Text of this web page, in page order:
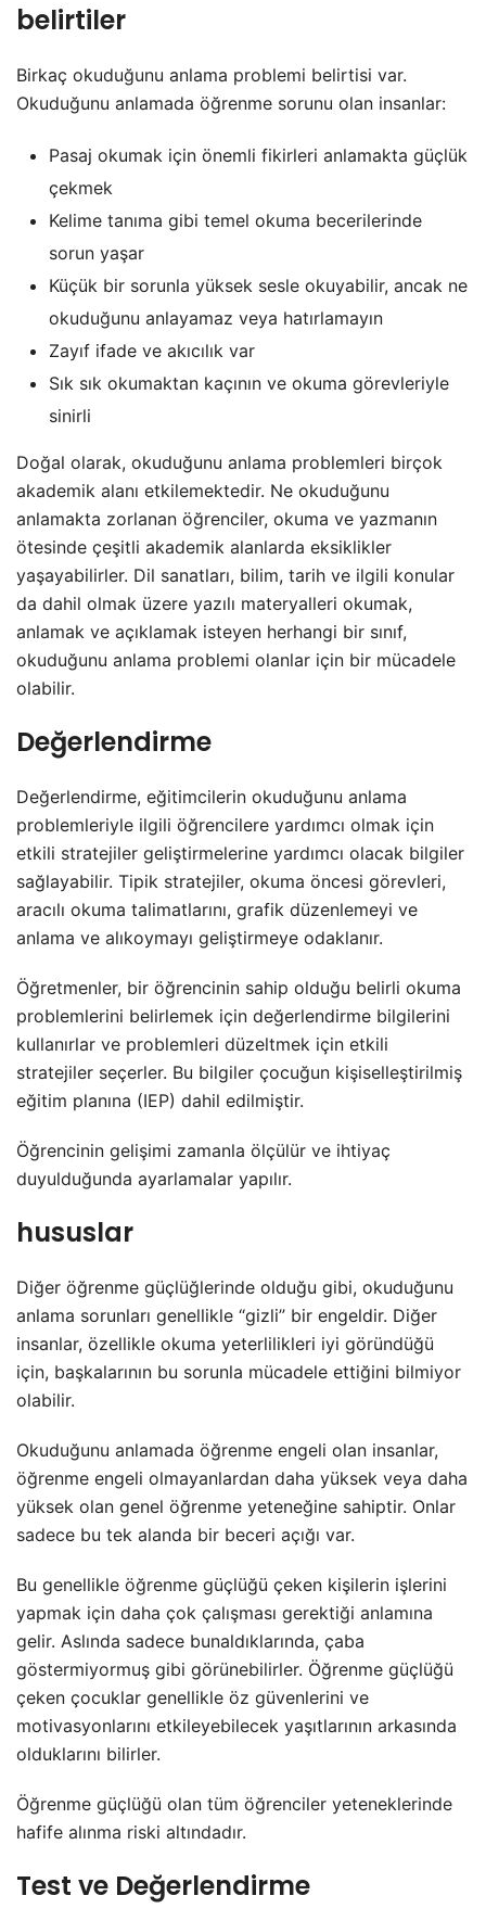
belirtiler
Birkaç okuduğunu anlama problemi belirtisi var.
Okuduğunu anlamada öğrenme sorunu olan insanlar:
Pasaj okumak için önemli fikirleri anlamakta güçlük
çekmek
Kelime tanıma gibi temel okuma becerilerinde
sorun yaşar
Küçük bir sorunla yüksek sesle okuyabilir, ancak ne
okuduğunu anlayamaz veya hatırlamayın
Zayıf ifade ve akıcılık var
Sık sık okumaktan kaçının ve okuma görevleriyle
sinirli
Doğal olarak, okuduğunu anlama problemleri birçok
akademik alanı etkilemektedir. Ne okuduğunu
anlamakta zorlanan öğrenciler, okuma ve yazmanın
ötesinde çeşitli akademik alanlarda eksiklikler
yaşayabilirler. Dil sanatları, bilim, tarih ve ilgili konular
da dahil olmak üzere yazılı materyalleri okumak,
anlamak ve açıklamak isteyen herhangi bir sınıf,
okuduğunu anlama problemi olanlar için bir mücadele
olabilir.
Değerlendirme
Değerlendirme, eğitimcilerin okuduğunu anlama
problemleriyle ilgili öğrencilere yardımcı olmak için
etkili stratejiler geliştirmelerine yardımcı olacak bilgiler
sağlayabilir. Tipik stratejiler, okuma öncesi görevleri,
aracılı okuma talimatlarını, grafik düzenlemeyi ve
anlama ve alıkoymayı geliştirmeye odaklanır.
Öğretmenler, bir öğrencinin sahip olduğu belirli okuma
problemlerini belirlemek için değerlendirme bilgilerini
kullanırlar ve problemleri düzeltmek için etkili
stratejiler seçerler. Bu bilgiler çocuğun kişiselleştirilmiş
eğitim planına (IEP) dahil edilmiştir.
Öğrencinin gelişimi zamanla ölçülür ve ihtiyaç
duyulduğunda ayarlamalar yapılır.
hususlar
Diğer öğrenme güçlüğlerinde olduğu gibi, okuduğunu
anlama sorunları genellikle “gizli” bir engeldir. Diğer
insanlar, özellikle okuma yeterlilikleri iyi göründüğü
için, başkalarının bu sorunla mücadele ettiğini bilmiyor
olabilir.
Okuduğunu anlamada öğrenme engeli olan insanlar,
öğrenme engeli olmayanlardan daha yüksek veya daha
yüksek olan genel öğrenme yeteneğine sahiptir. Onlar
sadece bu tek alanda bir beceri açığı var.
Bu genellikle öğrenme güçlüğü çeken kişilerin işlerini
yapmak için daha çok çalışması gerektiği anlamına
gelir. Aslında sadece bunaldıklarında, çaba
göstermiyormuş gibi görünebilirler. Öğrenme güçlüğü
çeken çocuklar genellikle öz güvenlerini ve
motivasyonlarını etkileyebilecek yaşıtlarının arkasında
olduklarını bilirler.
Öğrenme güçlüğü olan tüm öğrenciler yeteneklerinde
hafife alınma riski altındadır.
Test ve Değerlendirme